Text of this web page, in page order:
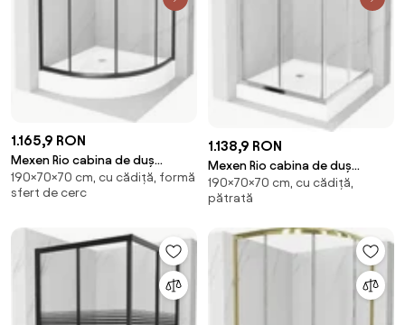
1.165,9 RON
Mexen Rio cabina de duș
semicirculară 70 x 70 cm,
transparentă, neagră + cadă
70-00-4710
190×70×70 cm, cu cădiță, formă
sfert de cerc
1.138,9 RON
Mexen Rio cabina de duș
pătrată 70 x 70 cm,
transparentă, crom + cadă de
00-4510
190×70×70 cm, cu cădiță,
pătrată